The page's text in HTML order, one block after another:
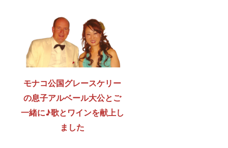
モナコ公国グレースケリー
の息子アルベール大公とご
一緒に♪歌とワインを献上し
ました